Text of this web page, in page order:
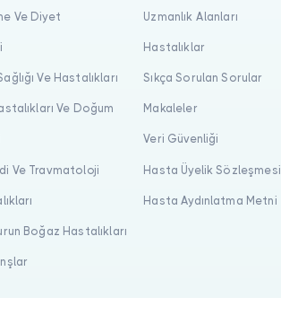
Ve Diyet
Ve Hastalıkları
Ve Doğum
Ve Travmatoloji
Boğaz Hastalıkları
Uzmanlık Alanları
Hastalıklar
Sıkça Sorulan Sorular
Makaleler
Veri Güvenliği
Hasta Üyelik Sözleşmesi
Hasta Aydınlatma Metni